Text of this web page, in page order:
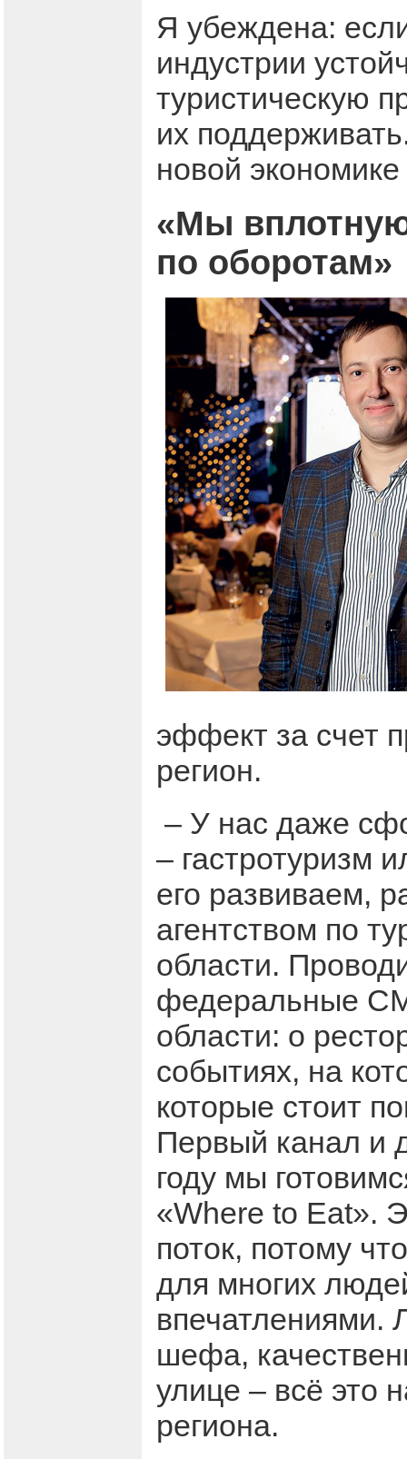
Я убеждена:
индустрии
туристическую
их
новой
«Мы
по оборотам»
эффект за счет
регион.
– У нас даже
– гастротуризм
его развиваем,
агентством по
области.
федеральные
области: о
событиях, на
которые стоит
Первый канал и
году мы
«Where to Eat».
поток, потому
для многих
впечатлениями.
шефа,
улице – всё это
региона.